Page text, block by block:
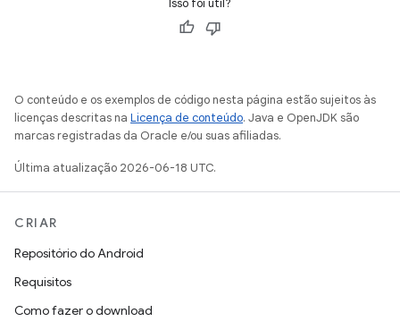
Isso foi útil?
O conteúdo e os exemplos de código nesta página estão sujeitos às
licenças descritas na Licença de conteúdo. Java e OpenJDK são
marcas registradas da Oracle e/ou suas afiliadas.
Última atualização 2026-06-18 UTC.
CRIAR
Repositório do Android
Requisitos
Como fazer o download